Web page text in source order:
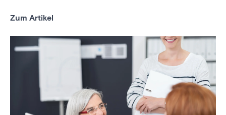
Zum Artikel